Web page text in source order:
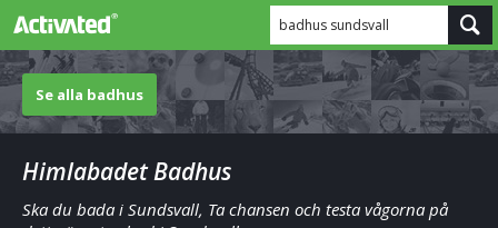
badhus sundsvall
Se alla badhus
Himlabadet Badhus
Ska du bada i Sundsvall, Ta chansen och testa vågorna på